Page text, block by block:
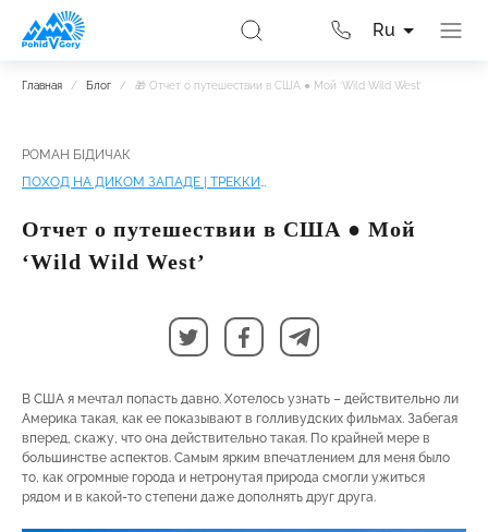
Ru
Главная / Блог / 🎁 Отчет о путешествии в США ● Мой ‘Wild Wild West’
РОМАН БІДИЧАК
ПОХОД НА ДИКОМ ЗАПАДЕ | ТРЕККИНГ ПО НАЦИОНАЛЬНЫМ ПАРКАМ В США
Отчет о путешествии в США ● Мой
‘Wild Wild West’
В США я мечтал попасть давно. Хотелось узнать – действительно ли
Америка такая, как ее показывают в голливудских фильмах. Забегая
вперед, скажу, что она действительно такая. По крайней мере в
большинстве аспектов. Самым ярким впечатлением для меня было
то, как огромные города и нетронутая природа смогли ужиться
рядом и в какой-то степени даже дополнять друг друга.